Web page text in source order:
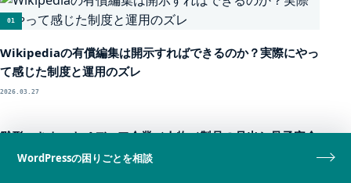
01
Wikipediaの有償編集は開示すればできるのか？実際にやっ
て感じた制度と運用のズレ
2026.03.27
雛形つきウィキペディア企業／人物／製品の見出し骨子完全
作成ガイド
WordPressの困りごとを相談